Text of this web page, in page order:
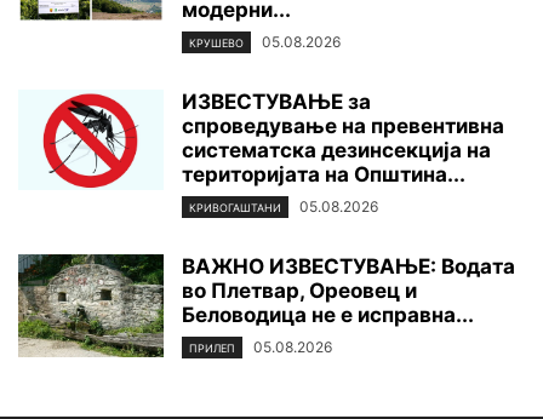
модерни...
КРУШЕВО 05.08.2026
ИЗВЕСТУВАЊЕ за
спроведување на превентивна
систематска дезинсекција на
територијата нa Општина...
КРИВОГАШТАНИ 05.08.2026
ВАЖНО ИЗВЕСТУВАЊЕ: Водата
во Плетвар, Ореовец и
Беловодица не е исправна...
ПРИЛЕП 05.08.2026